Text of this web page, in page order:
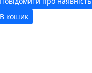
В кошик